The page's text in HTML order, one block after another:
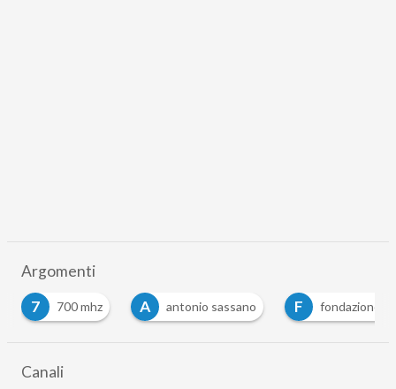
Argomenti
7
700 mhz A antonio sassano F fondazione
Canali